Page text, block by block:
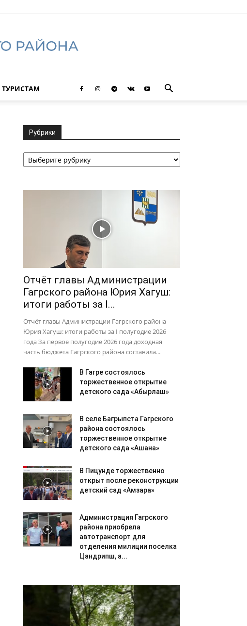
ТУРИСТАМ
Рубрики
Рубрики
Отчёт главы Администрации
Гагрского района Юрия Хагуш:
итоги работы за I...
Отчёт главы Администрации Гагрского района
Юрия Хагуш: итоги работы за I полугодие 2026
года За первое полугодие 2026 года доходная
часть бюджета Гагрского района составила...
В Гагре состоялось
торжественное открытие
детского сада «Абырлаш»
В селе Багрыпста Гагрского
района состоялось
торжественное открытие
детского сада «Ашана»
В Пицунде торжественно
открыт после реконструкции
детский сад «Амзара»
Администрация Гагрского
района приобрела
автотранспорт для
отделения милиции поселка
Цандрипш, а...